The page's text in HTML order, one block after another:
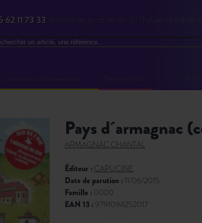
62 11 73 33 du lundi au jeudi de 8h à 17h / vendredi de
Best été 2026
pays
ARMAGNAC CHANTAL
Éditeur : CAPUCINE
Date de parution : 11/06/2015
Famille : 0000
EAN 13 : 9791094252017